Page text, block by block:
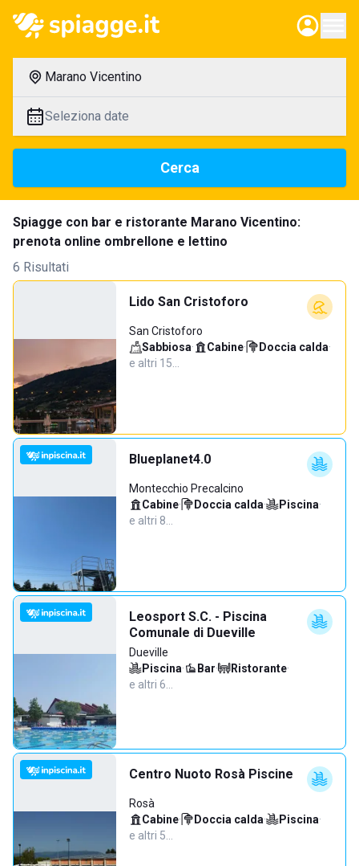
Marano Vicentino
Seleziona date
Cerca
Spiagge con bar e ristorante Marano Vicentino:
prenota online ombrellone e lettino
6 Risultati
Lido San Cristoforo
San Cristoforo
Sabbiosa· Cabine· Doccia calda·
e altri 15…
Blueplanet4.0
Montecchio Precalcino
Cabine· Doccia calda· Piscina·
e altri 8…
Leosport S.C. - Piscina
Comunale di Dueville
Dueville
Piscina· Bar· Ristorante·
e altri 6…
Centro Nuoto Rosà Piscine
Rosà
Cabine· Doccia calda· Piscina·
e altri 5…